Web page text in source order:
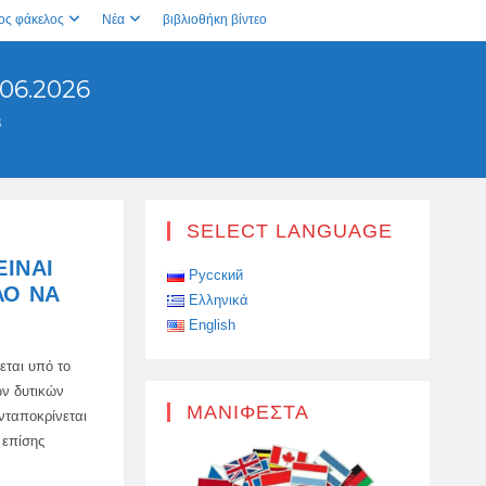
φάκελος Νέα βιβλιοθήκη βίντεο
ΝΑ
υπό το
δυτικών
SELECT LANGUAGE
Русский
Ελληνικά
English
ΜΑΝΙΦΈΣΤΑ